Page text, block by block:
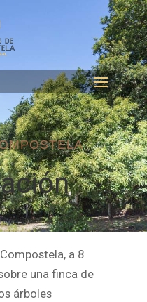
a 8
una finca de
árboles